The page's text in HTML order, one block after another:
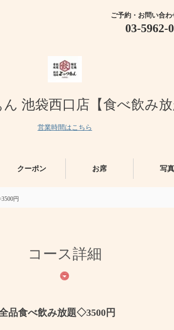
ご予約・お問い合
03-5962-
池袋西口店【食べ飲み
営業時間はこちら
クーポン お席 写真
円
コース詳細
品食べ飲み放題◇3500円